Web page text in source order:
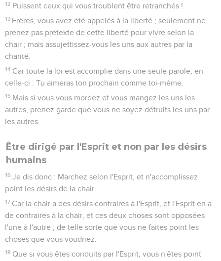
12 Puissent ceux qui vous troublent être retranchés !
13 Frères, vous avez été appelés à la liberté ; seulement ne
prenez pas prétexte de cette liberté pour vivre selon la
chair ; mais assujettissez-vous les uns aux autres par la
charité.
14 Car toute la loi est accomplie dans une seule parole, en
celle-ci : Tu aimeras ton prochain comme toi-même.
15 Mais si vous vous mordez et vous mangez les uns les
autres, prenez garde que vous ne soyez détruits les uns par
les autres.
Être dirigé par l'Esprit et non par les désirs
humains
16 Je dis donc : Marchez selon l'Esprit, et n'accomplissez
point les désirs de la chair.
17 Car la chair a des désirs contraires à l'Esprit, et l'Esprit en a
de contraires à la chair, et ces deux choses sont opposées
l'une à l'autre ; de telle sorte que vous ne faites point les
choses que vous voudriez.
18 Que si vous êtes conduits par l'Esprit, vous n'êtes point